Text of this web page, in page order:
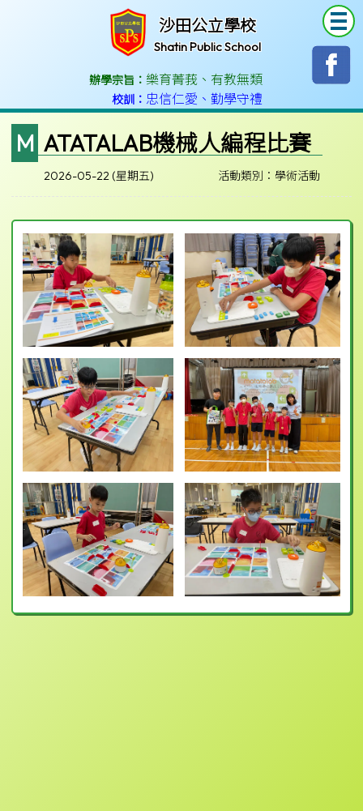
沙田公立學校
Shatin Public School
辦學宗旨： 樂育菁莪 、 有教無類
校訓： 忠信仁愛 、 勤學守禮
MATATALAB機械人編程比賽
2026-05-22 (星期五) 活動類別：學術活動